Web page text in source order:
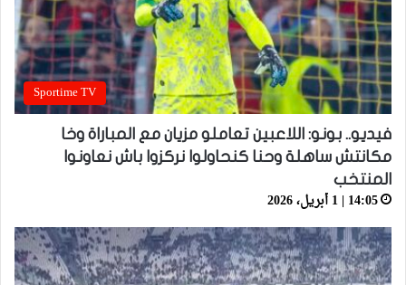
Sportime TV
فيديو.. بونو: اللاعبين تعاملو مزيان مع المباراة وخا
مكانتش ساهلة وحنا كنحاولوا نركزوا باش نعاونوا
المنتخب
14:05 | 1 أبريل، 2026